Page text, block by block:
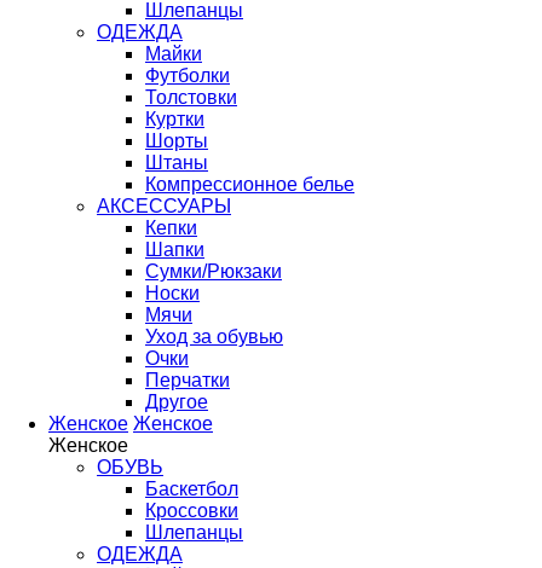
Шлепанцы
ОДЕЖДА
Майки
Футболки
Толстовки
Куртки
Шорты
Штаны
Компрессионное белье
АКСЕССУАРЫ
Кепки
Шапки
Сумки/Рюкзаки
Носки
Мячи
Уход за обувью
Очки
Перчатки
Другое
Женское Женское
Женское
ОБУВЬ
Баскетбол
Кроссовки
Шлепанцы
ОДЕЖДА